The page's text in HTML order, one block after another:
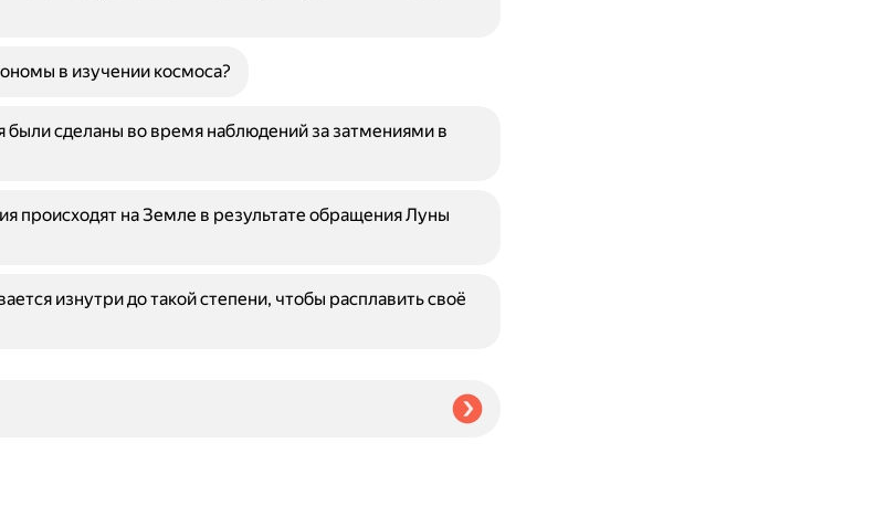
в изучении космоса?
были сделаны во время наблюдений за затмениями в
происходят на Земле в результате обращения Луны
изнутри до такой степени, чтобы расплавить своё